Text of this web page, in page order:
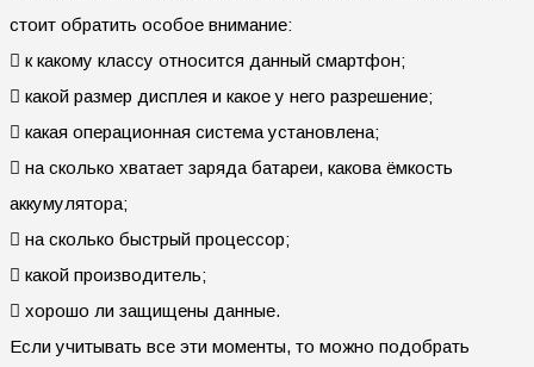
стоит обратить особое внимание:
 к какому классу относится данный смартфон;
 какой размер дисплея и какое у него разрешение;
 какая операционная система установлена;
 на сколько хватает заряда батареи, какова ёмкость
аккумулятора;
 на сколько быстрый процессор;
 какой производитель;
 хорошо ли защищены данные.
Если учитывать все эти моменты, то можно подобрать